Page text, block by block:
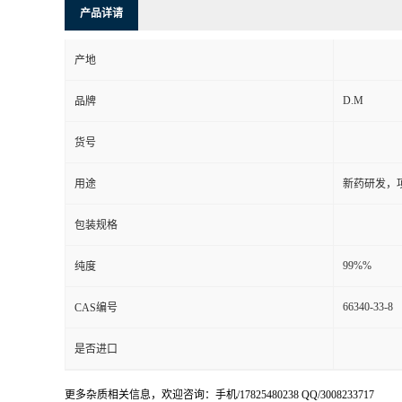
产品详请
产地
品牌 D.M
货号
用途 新药研发，
包装规格
纯度 99%%
CAS编号 66340-33-8
是否进口
更多杂质相关信息，欢迎咨询：手机/17825480238 QQ/3008233717